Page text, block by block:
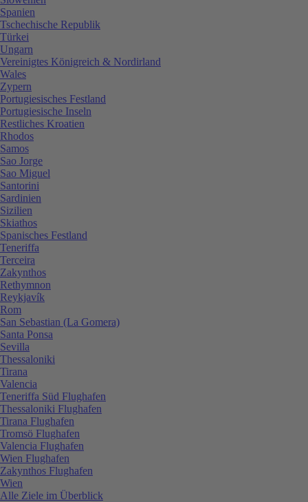
Spanien
Tschechische Republik
Türkei
Ungarn
Vereinigtes Königreich & Nordirland
Wales
Zypern
Portugiesisches Festland
Portugiesische Inseln
Restliches Kroatien
Rhodos
Samos
Sao Jorge
Sao Miguel
Santorini
Sardinien
Sizilien
Skiathos
Spanisches Festland
Teneriffa
Terceira
Zakynthos
Rethymnon
Reykjavík
Rom
San Sebastian (La Gomera)
Santa Ponsa
Sevilla
Thessaloniki
Tirana
Valencia
Teneriffa Süd Flughafen
Thessaloniki Flughafen
Tirana Flughafen
Tromsö Flughafen
Valencia Flughafen
Wien Flughafen
Zakynthos Flughafen
Wien
Alle Ziele im Überblick